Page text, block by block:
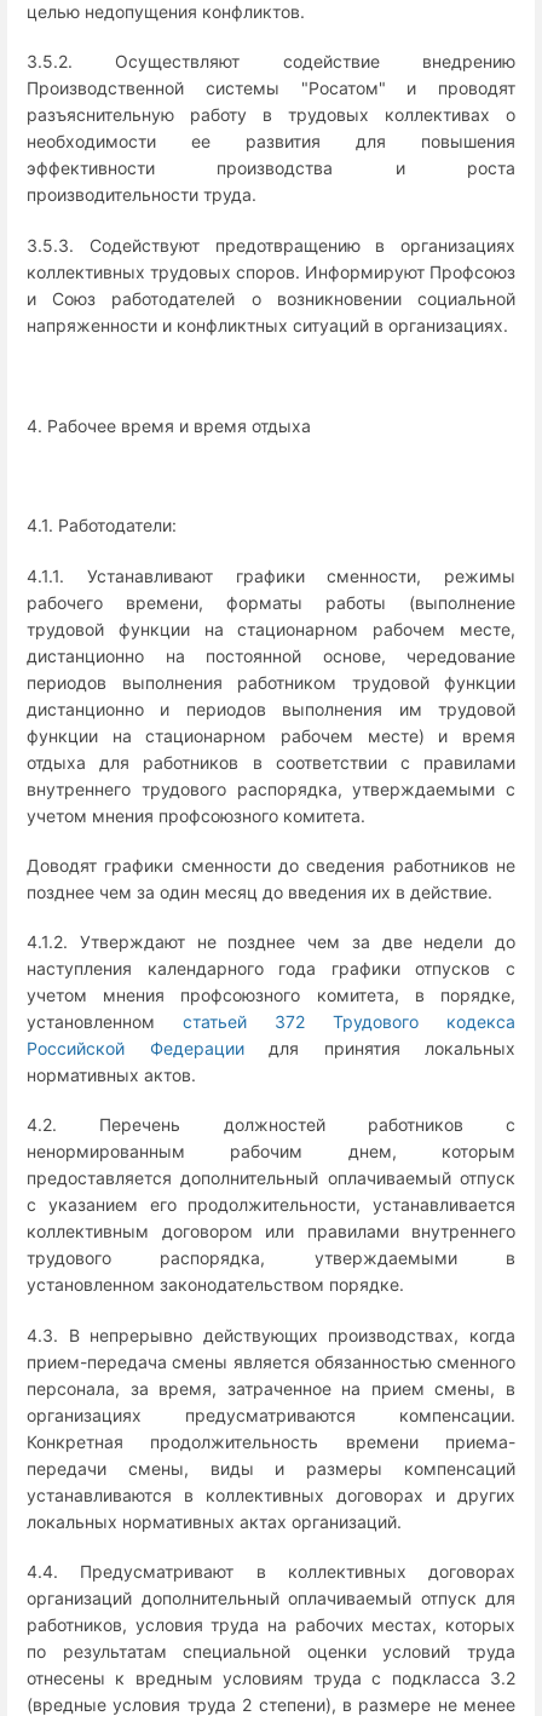
целью недопущения конфликтов.
3.5.2. Осуществляют содействие внедрению
Производственной системы "Росатом" и проводят
разъяснительную работу в трудовых коллективах о
необходимости ее развития для повышения
эффективности производства и роста
производительности труда.
3.5.3. Содействуют предотвращению в организациях
коллективных трудовых споров. Информируют Профсоюз
и Союз работодателей о возникновении социальной
напряженности и конфликтных ситуаций в организациях.
4. Рабочее время и время отдыха
4.1. Работодатели:
4.1.1. Устанавливают графики сменности, режимы
рабочего времени, форматы работы (выполнение
трудовой функции на стационарном рабочем месте,
дистанционно на постоянной основе, чередование
периодов выполнения работником трудовой функции
дистанционно и периодов выполнения им трудовой
функции на стационарном рабочем месте) и время
отдыха для работников в соответствии с правилами
внутреннего трудового распорядка, утверждаемыми с
учетом мнения профсоюзного комитета.
Доводят графики сменности до сведения работников не
позднее чем за один месяц до введения их в действие.
4.1.2. Утверждают не позднее чем за две недели до
наступления календарного года графики отпусков с
учетом мнения профсоюзного комитета, в порядке,
установленном статьей 372 Трудового кодекса
Российской Федерациидля принятия локальных
нормативных актов.
4.2. Перечень должностей работников с
ненормированным рабочим днем, которым
предоставляется дополнительный оплачиваемый отпуск
с указанием его продолжительности, устанавливается
коллективным договором или правилами внутреннего
трудового распорядка, утверждаемыми в
установленном законодательством порядке.
4.3. В непрерывно действующих производствах, когда
прием-передача смены является обязанностью сменного
персонала, за время, затраченное на прием смены, в
организациях предусматриваются компенсации.
Конкретная продолжительность времени приема-
передачи смены, виды и размеры компенсаций
устанавливаются в коллективных договорах и других
локальных нормативных актах организаций.
4.4. Предусматривают в коллективных договорах
организаций дополнительный оплачиваемый отпуск для
работников, условия труда на рабочих местах, которых
по результатам специальной оценки условий труда
отнесены к вредным условиям труда с подкласса 3.2
(вредные условия труда 2 степени), в размере не менее